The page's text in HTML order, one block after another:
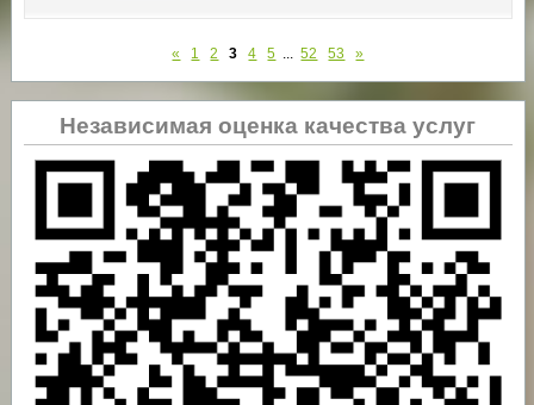
« 1 2 3 4 5 52 53 »
Независимая оценка качества услуг